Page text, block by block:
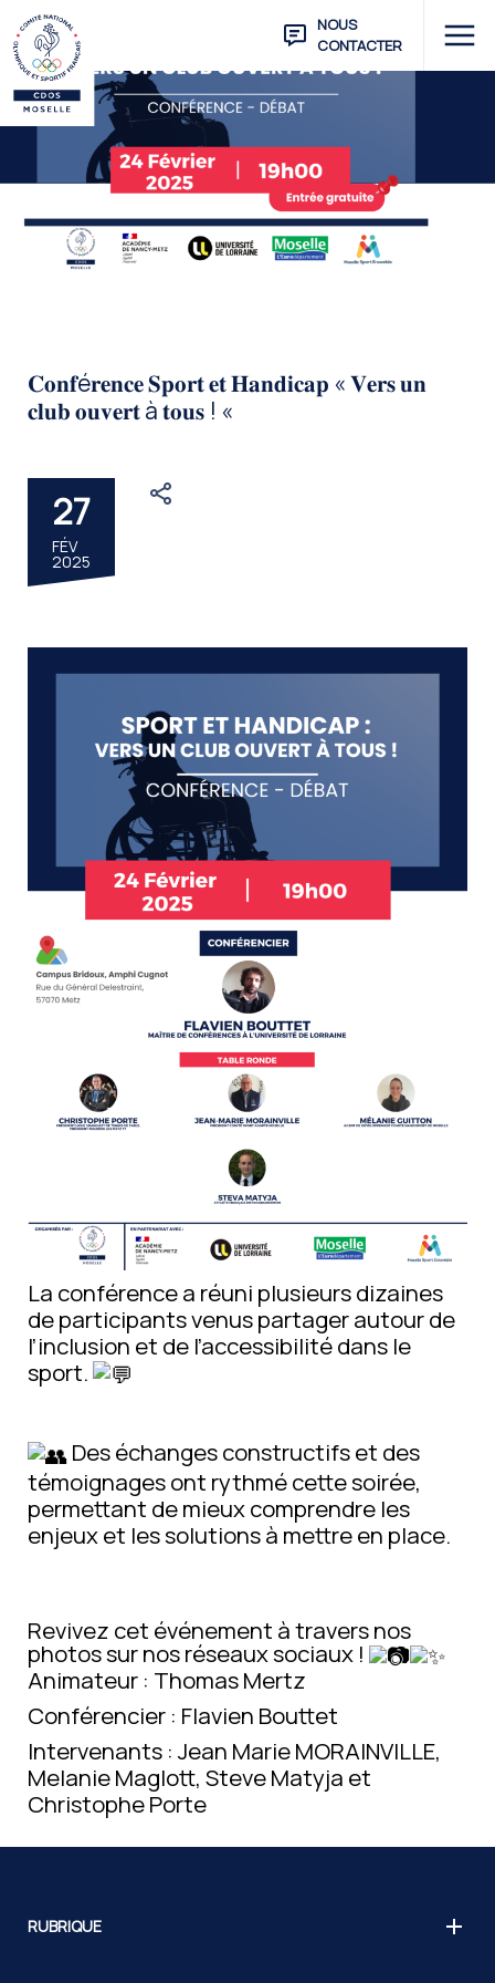
NOUS
CONTACTER
𝐂𝐨𝐧𝐟é𝐫𝐞𝐧𝐜𝐞 𝐒𝐩𝐨𝐫𝐭 𝐞𝐭 𝐇𝐚𝐧𝐝𝐢𝐜𝐚𝐩 « 𝐕𝐞𝐫𝐬 𝐮𝐧
𝐜𝐥𝐮𝐛 𝐨𝐮𝐯𝐞𝐫𝐭 à 𝐭𝐨𝐮𝐬 ! «
27
FÉV
2025
La conférence a réuni plusieurs dizaines
de participants venus partager autour de
l’inclusion et de l’accessibilité dans le
sport.
Des échanges constructifs et des
témoignages ont rythmé cette soirée,
permettant de mieux comprendre les
enjeux et les solutions à mettre en place.
Revivez cet événement à travers nos
photos sur nos réseaux sociaux !
Animateur : Thomas Mertz
Conférencier : Flavien Bouttet
Intervenants : Jean Marie MORAINVILLE,
Melanie Maglott, Steve Matyja et
Christophe Porte
RUBRIQUE